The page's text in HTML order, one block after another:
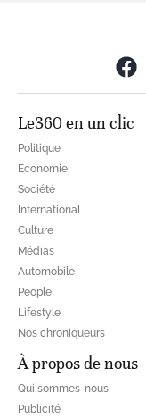
Le360 en un clic
Politique
Economie
Société
International
Culture
Médias
Automobile
People
Lifestyle
Nos chroniqueurs
À propos de nous
Qui sommes-nous
Publicité